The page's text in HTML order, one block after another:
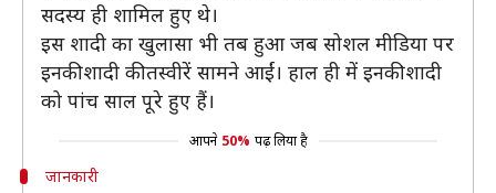
सदस्य ही शामिल हुए थे।
इस शादी का खुलासा भी तब हुआ जब सोशल मीडिया पर
इनकी शादी की तस्वीरें सामने आईं। हाल ही में इनकी शादी
को पांच साल पूरे हुए हैं।
आपने 50% पढ़ लिया है
जानकारी